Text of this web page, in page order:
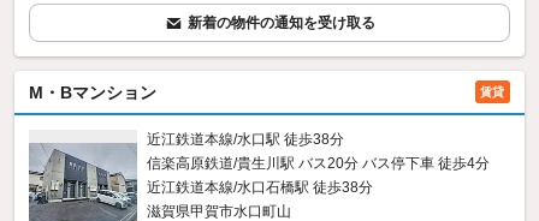
新着の物件の通知を受け取る
M・Bマンション 賃貸
近江鉄道本線/水口駅 徒歩38分
信楽高原鉄道/貴生川駅 バス20分 バス停下車 徒歩4分
近江鉄道本線/水口石橋駅 徒歩38分
滋賀県甲賀市水口町山